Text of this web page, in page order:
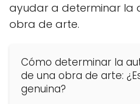
ayudar a determinar la
obra de arte.
Cómo determinar la
de una obra de arte:
genuina?